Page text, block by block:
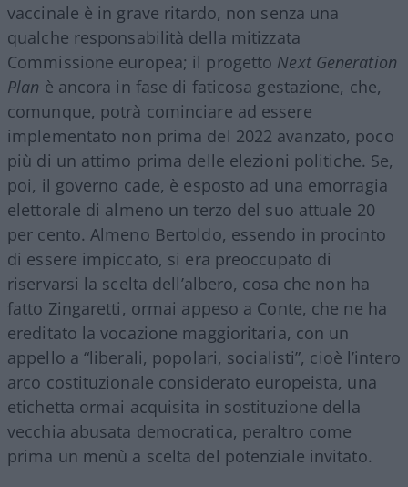
vaccinale è in grave ritardo, non senza una
qualche responsabilità della mitizzata
Commissione europea; il progetto Next Generation
Plan è ancora in fase di faticosa gestazione, che,
comunque, potrà cominciare ad essere
implementato non prima del 2022 avanzato, poco
più di un attimo prima delle elezioni politiche. Se,
poi, il governo cade, è esposto ad una emorragia
elettorale di almeno un terzo del suo attuale 20
per cento. Almeno Bertoldo, essendo in procinto
di essere impiccato, si era preoccupato di
riservarsi la scelta dell’albero, cosa che non ha
fatto Zingaretti, ormai appeso a Conte, che ne ha
ereditato la vocazione maggioritaria, con un
appello a “liberali, popolari, socialisti”, cioè l’intero
arco costituzionale considerato europeista, una
etichetta ormai acquisita in sostituzione della
vecchia abusata democratica, peraltro come
prima un menù a scelta del potenziale invitato.